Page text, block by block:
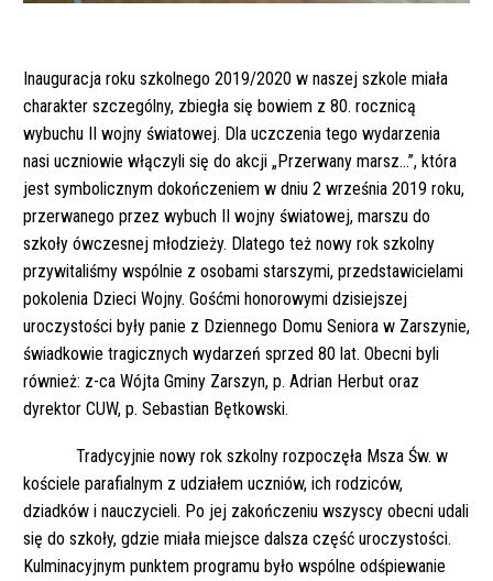
Inauguracja roku szkolnego 2019/2020 w naszej szkole miała
charakter szczególny, zbiegła się bowiem z 80. rocznicą
wybuchu II wojny światowej. Dla uczczenia tego wydarzenia
nasi uczniowie włączyli się do akcji „Przerwany marsz…”, która
jest symbolicznym dokończeniem w dniu 2 września 2019 roku,
przerwanego przez wybuch II wojny światowej, marszu do
szkoły ówczesnej młodzieży. Dlatego też nowy rok szkolny
przywitaliśmy wspólnie z osobami starszymi, przedstawicielami
pokolenia Dzieci Wojny. Gośćmi honorowymi dzisiejszej
uroczystości były panie z Dziennego Domu Seniora w Zarszynie,
świadkowie tragicznych wydarzeń sprzed 80 lat. Obecni byli
również: z-ca Wójta Gminy Zarszyn, p. Adrian Herbut oraz
dyrektor CUW, p. Sebastian Bętkowski.
Tradycyjnie nowy rok szkolny rozpoczęła Msza Św. w
kościele parafialnym z udziałem uczniów, ich rodziców,
dziadków i nauczycieli. Po jej zakończeniu wszyscy obecni udali
się do szkoły, gdzie miała miejsce dalsza część uroczystości.
Kulminacyjnym punktem programu było wspólne odśpiewanie